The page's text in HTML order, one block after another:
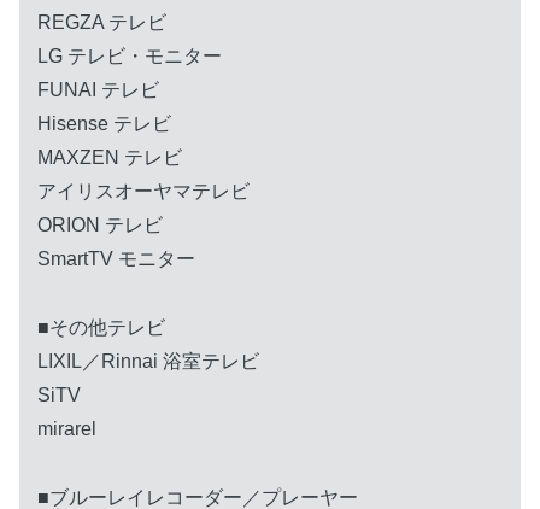
REGZA テレビ
LG テレビ・モニター
FUNAI テレビ
Hisense テレビ
MAXZEN テレビ
アイリスオーヤマテレビ
ORION テレビ
SmartTV モニター
■その他テレビ
LIXIL／Rinnai 浴室テレビ
SiTV
mirarel
■ブルーレイレコーダー／プレーヤー